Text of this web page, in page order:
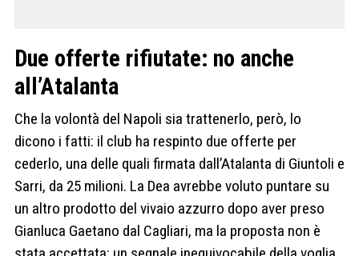
Due offerte rifiutate: no anche
all’Atalanta
Che la volontà del Napoli sia trattenerlo, però, lo
dicono i fatti: il club ha respinto due offerte per
cederlo, una delle quali firmata dall’Atalanta di Giuntoli e
Sarri, da 25 milioni. La Dea avrebbe voluto puntare su
un altro prodotto del vivaio azzurro dopo aver preso
Gianluca Gaetano dal Cagliari, ma la proposta non è